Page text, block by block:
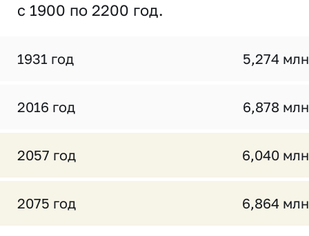
с 1900 по 2200 год.
1931 год 5,274
2016 год 6,878
2057 год 6,040
2075 год 6,864